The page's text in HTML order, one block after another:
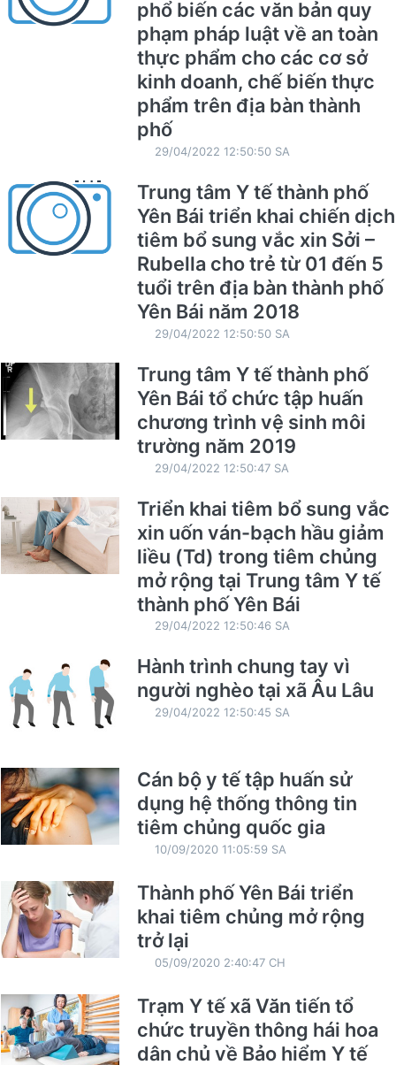
phổ biến các văn bản quy
phạm pháp luật về an toàn
thực phẩm cho các cơ sở
kinh doanh, chế biến thực
phẩm trên địa bàn thành
phố
29/04/2022 12:50:50 SA
Trung tâm Y tế thành phố
Yên Bái triển khai chiến dịch
tiêm bổ sung vắc xin Sởi –
Rubella cho trẻ từ 01 đến 5
tuổi trên địa bàn thành phố
Yên Bái năm 2018
29/04/2022 12:50:50 SA
Trung tâm Y tế thành phố
Yên Bái tổ chức tập huấn
chương trình vệ sinh môi
trường năm 2019
29/04/2022 12:50:47 SA
Triển khai tiêm bổ sung vắc
xin uốn ván-bạch hầu giảm
liều (Td) trong tiêm chủng
mở rộng tại Trung tâm Y tế
thành phố Yên Bái
29/04/2022 12:50:46 SA
Hành trình chung tay vì
người nghèo tại xã Âu Lâu
29/04/2022 12:50:45 SA
Cán bộ y tế tập huấn sử
dụng hệ thống thông tin
tiêm chủng quốc gia
10/09/2020 11:05:59 SA
Thành phố Yên Bái triển
khai tiêm chủng mở rộng
trở lại
05/09/2020 2:40:47 CH
Trạm Y tế xã Văn tiến tổ
chức truyền thông hái hoa
dân chủ về Bảo hiểm Y tế